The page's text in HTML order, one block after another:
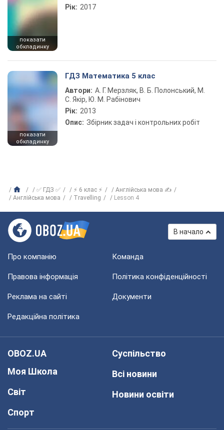
показати
обкладинку
Рік: 2017
показати
обкладинку
ГДЗ Математика 5 клас
Автори: А. Г. Мерзляк, В. Б. Полонський, М.
С. Якір, Ю. М. Рабінович
Рік: 2013
Опис: Збірник задач і контрольних робіт
✅ ГДЗ ✅ ⚡ 6 клас ⚡
Англійська мова ✍
Англійська мова
Travelling Lesson 4
В начало
Про компанію Команда
Правова інформація Політика конфіденційності
Реклама на сайті Документи
Редакційна політика
OBOZ.UA
Моя Школа
Світ
Спорт
Суспільство
Всі новини
Новини освіти